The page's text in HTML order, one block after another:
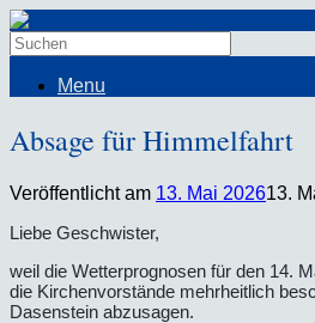
Menu
Absage für Himmelfahrt
Veröffentlicht am 13. Mai 202613.
Liebe Geschwister,
weil die Wetterprognosen für den 14.
die Kirchenvorstände mehrheitlich
Dasenstein abzusagen.